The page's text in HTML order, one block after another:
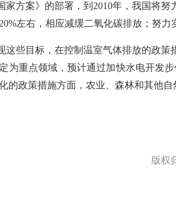
家方案》的部署，到2010年，我国将
左右，相应减缓二氧化碳排放；努力
这些目标，在控制温室气体排放的政
为重点领域，预计通过加快水电开发
的政策措施方面，农业、森林和其他
版权